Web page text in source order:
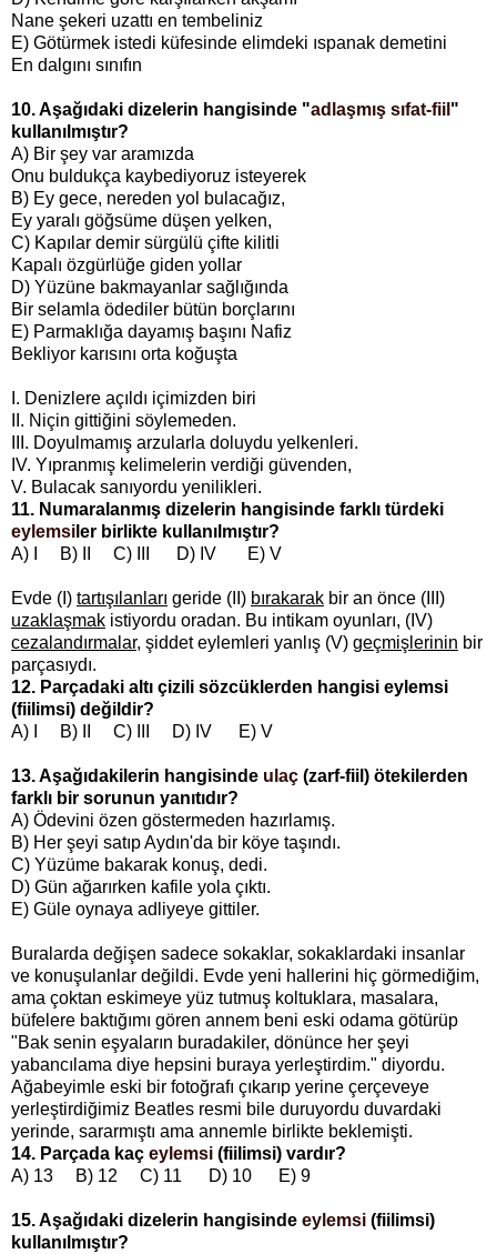
Nane şekeri uzattı en tembeliniz
E) Götürmek istedi küfesinde elimdeki ıspanak demetini
En dalgını sınıfın
10. Aşağıdaki dizelerin hangisinde "adlaşmış sıfat-fiil "
kullanılmıştır?
A) Bir şey var aramızda
Onu buldukça kaybediyoruz isteyerek
B) Ey gece, nereden yol bulacağız,
Ey yaralı göğsüme düşen yelken,
C) Kapılar demir sürgülü çifte kilitli
Kapalı özgürlüğe giden yollar
D) Yüzüne bakmayanlar sağlığında
Bir selamla ödediler bütün borçlarını
E) Parmaklığa dayamış başını Nafiz
Bekliyor karısını orta koğuşta
I. Denizlere açıldı içimizden biri
II. Niçin gittiğini söylemeden.
III. Doyulmamış arzularla doluydu yelkenleri.
IV. Yıpranmış kelimelerin verdiği güvenden,
V. Bulacak sanıyordu yenilikleri.
11. Numaralanmış dizelerin hangisinde farklı türdeki
eylemsi ler birlikte kullanılmıştır?
A) I B) II C) III D) IV E) V
Evde (I) tartışılanları geride (II) bırakarak bir an önce (III)
uzaklaşmak istiyordu oradan. Bu intikam oyunları, (IV)
cezalandırmalar, şiddet eylemleri yanlış (V) geçmişlerinin bir
parçasıydı.
12. Parçadaki altı çizili sözcüklerden hangisi eylemsi
(fiilimsi) değildir?
A) I B) II C) III D) IV E) V
13. Aşağıdakilerin hangisinde ulaç (zarf-fiil) ötekilerden
farklı bir sorunun yanıtıdır?
A) Ödevini özen göstermeden hazırlamış.
B) Her şeyi satıp Aydın'da bir köye taşındı.
C) Yüzüme bakarak konuş, dedi.
D) Gün ağarırken kafile yola çıktı.
E) Güle oynaya adliyeye gittiler.
Buralarda değişen sadece sokaklar, sokaklardaki insanlar
ve konuşulanlar değildi. Evde yeni hallerini hiç görmediğim,
ama çoktan eskimeye yüz tutmuş koltuklara, masalara,
büfelere baktığımı gören annem beni eski odama götürüp
"Bak senin eşyaların buradakiler, dönünce her şeyi
yabancılama diye hepsini buraya yerleştirdim." diyordu.
Ağabeyimle eski bir fotoğrafı çıkarıp yerine çerçeveye
yerleştirdiğimiz Beatles resmi bile duruyordu duvardaki
yerinde, sararmıştı ama annemle birlikte beklemişti.
14. Parçada kaç eylemsi (fiilimsi) vardır?
A) 13 B) 12 C) 11 D) 10 E) 9
15. Aşağıdaki dizelerin hangisinde eylemsi (fiilimsi)
kullanılmıştır?